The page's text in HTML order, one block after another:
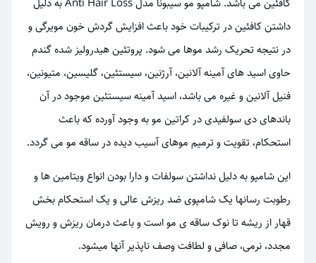
داشتن کافئین در ترکیبات خود باعث افزایش گردش خون مویرگی و
در نتیجه تحریک رشد موها می شود. پروتئین هیدرولیز شده گندم
حاوی اسید های آمینه آلانین، آرژنین، سیستئین، گلیسین، متیونین،
فنیل آلانین و غیره می باشد، اسید آمینه سیستئین موجود در آن
باندهای دی سولفیدی در کراتین مو به وجود آورده که باعث
استحکام، تقویت و ترمیم موهای آسیب دیده در ساقه مو می گردد.
این شامپو به دلیل نداشتن سولفات و دارا بودن انواع ویتامین ها و
رطوبت رسانها یک شامپوی ضد ریزش عالی و یک استحکام بخش
قهار از ریشه تا نوک ساقه ی مو است و باعث درمان ریزش و رویش
مجدد، نرمی، صافی و لطافت وصف ناپذیر آنها میشود.